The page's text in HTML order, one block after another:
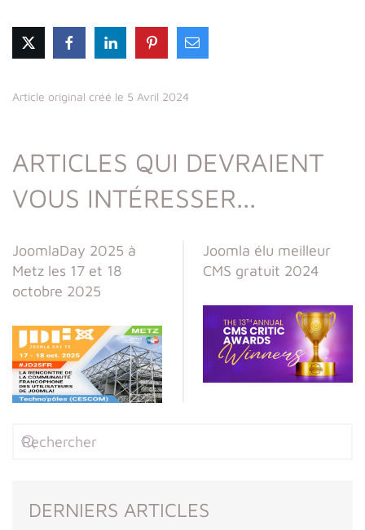
Article original créé le 5 Avril 2024
ARTICLES QUI DEVRAIENT
VOUS INTÉRESSER...
JoomlaDay 2025 à
Metz les 17 et 18
octobre 2025
Joomla élu meilleur
CMS gratuit 2024
DERNIERS ARTICLES